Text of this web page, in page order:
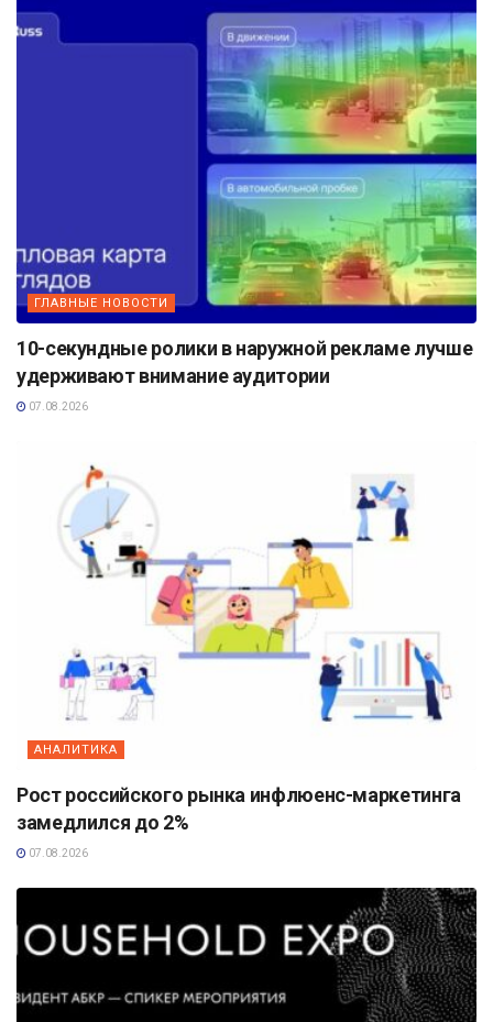
ГЛАВНЫЕ НОВОСТИ
10-секундные ролики в наружной рекламе лучше
удерживают внимание аудитории
07.08.2026
АНАЛИТИКА
Рост российского рынка инфлюенс-маркетинга
замедлился до 2%
07.08.2026